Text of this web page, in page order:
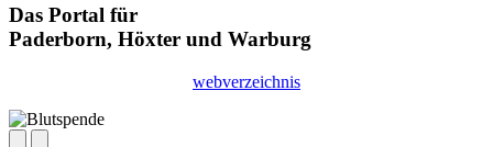
Das Portal für
Paderborn, Höxter und Warburg
webverzeichnis